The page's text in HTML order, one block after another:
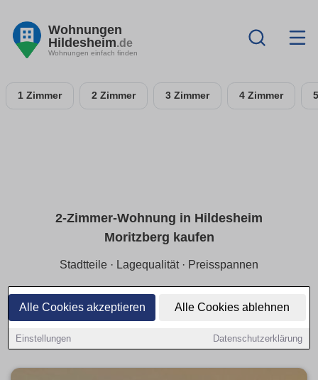
Alle Cookies akzeptieren Alle Cookies ablehnen
Einstellungen Datenschutzerklärung
Wohnungen
Hildesheim.de
Wohnungen einfach finden
1 Zimmer 2 Zimmer 3 Zimmer 4 Zimmer
2-Zimmer-Wohnung in Hildesheim
Moritzberg kaufen
Stadtteile · Lagequalität · Preisspannen
Für Single/Paare:2-Zimmer-ETW in Hildesheim
Moritzbergmit Fokus aufruhige LageundPreisspannen
Neubau